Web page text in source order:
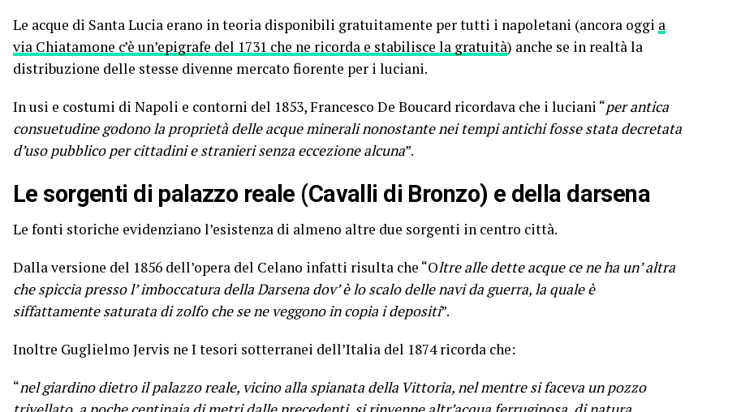
Le acque di Santa Lucia erano in teoria disponibili gratuitamente per tutti i napoletani (ancora oggi a
via Chiatamone c’è un’epigrafe del 1731 che ne ricorda e stabilisce la gratuità) anche se in realtà la
distribuzione delle stesse divenne mercato fiorente per i luciani.
In usi e costumi di Napoli e contorni del 1853, Francesco De Boucard ricordava che i luciani “per antica
consuetudine godono la proprietà delle acque minerali nonostante nei tempi antichi fosse stata decretata
d’uso pubblico per cittadini e stranieri senza eccezione alcuna”.
Le sorgenti di palazzo reale (Cavalli di Bronzo) e della darsena
Le fonti storiche evidenziano l’esistenza di almeno altre due sorgenti in centro città.
Dalla versione del 1856 dell’opera del Celano infatti risulta che “Oltre alle dette acque ce ne ha un’ altra
che spiccia presso l’ imboccatura della Darsena dov’ è lo scalo delle navi da guerra, la quale è
siffattamente saturata di zolfo che se ne veggono in copia i depositi”.
Inoltre Guglielmo Jervis ne I tesori sotterranei dell’Italia del 1874 ricorda che:
“nel giardino dietro il palazzo reale, vicino alla spianata della Vittoria, nel mentre si faceva un pozzo